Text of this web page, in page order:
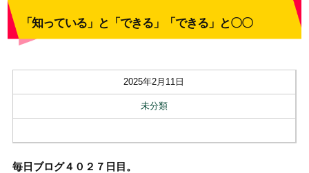
「知っている」と「できる」「できる」と〇〇
2025年2月11日
未分類
毎日ブログ４０２７ 日目。